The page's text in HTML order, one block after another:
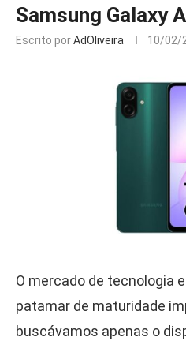
Samsung Galaxy
Escrito porAdOliveira 10/02/
O mercado de tecnologia
patamar de maturidade
buscávamos apenas o